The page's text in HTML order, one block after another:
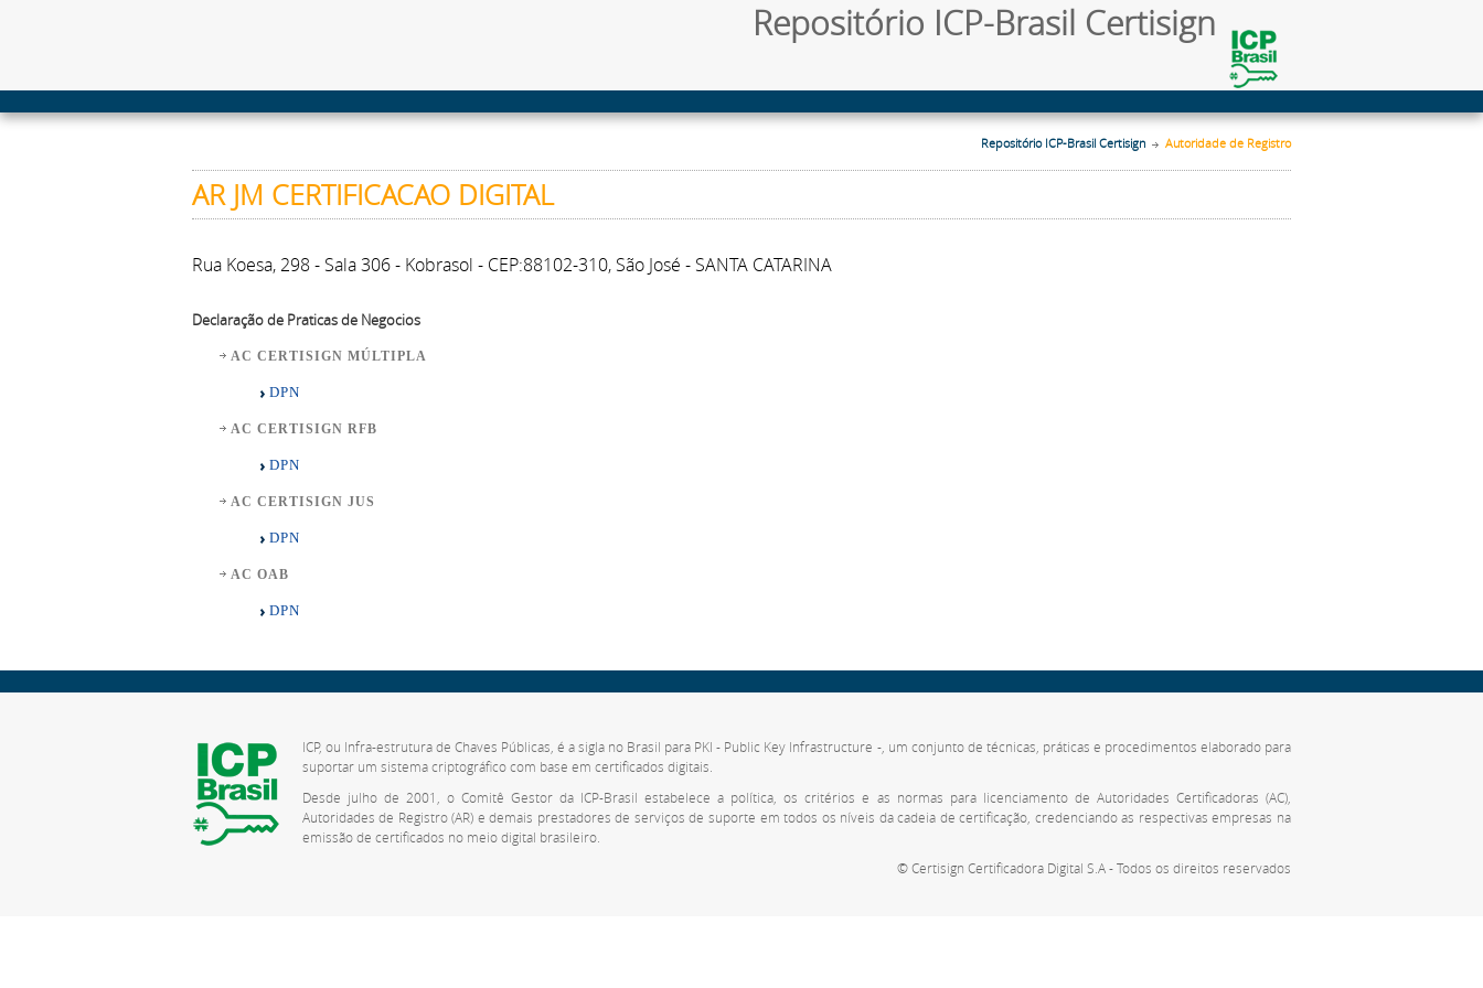
Repositório ICP-Brasil Certisign
Repositório ICP-Brasil Certisign Autoridade de Registro
AR JM CERTIFICACAO DIGITAL
Rua Koesa, 298 - Sala 306 - Kobrasol - CEP:88102-310, São José - SANTA CATARINA
Declaração de Praticas de Negocios
AC CERTISIGN MÚLTIPLA
DPN
AC CERTISIGN RFB
DPN
AC CERTISIGN JUS
DPN
AC OAB
DPN
ICP, ou Infra-estrutura de Chaves Públicas, é a sigla no Brasil para PKI - Public Key Infrastructure -, um conjunto de técnicas, práticas e procedimentos elaborado para
suportar um sistema criptográfico com base em certificados digitais.
Desde julho de 2001, o Comitê Gestor da ICP-Brasil estabelece a política, os critérios e as normas para licenciamento de Autoridades Certificadoras (AC),
Autoridades de Registro (AR) e demais prestadores de serviços de suporte em todos os níveis da cadeia de certificação, credenciando as respectivas empresas na
emissão de certificados no meio digital brasileiro.
© Certisign Certificadora Digital S.A - Todos os direitos reservados